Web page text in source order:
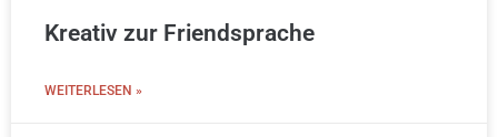
Kreativ zur Friendsprache
WEITERLESEN »